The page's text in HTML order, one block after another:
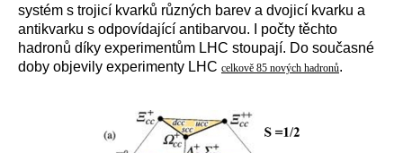
systém s trojicí kvarků různých barev a dvojicí kvarku a
antikvarku s odpovídající antibarvou. I počty těchto
hadronů díky experimentům LHC stoupají. Do současné
doby objevily experimenty LHC celkově 85 nových hadronů.